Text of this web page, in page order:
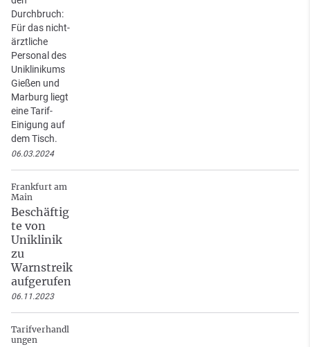
Durchbruch:
Für das nicht-
ärztliche
Personal des
Uniklinikums
Gießen und
Marburg liegt
eine Tarif-
Einigung auf
dem Tisch.
06.03.2024
Frankfurt am
Main
Beschäftig
te von
Uniklinik
zu
Warnstreik
aufgerufen
06.11.2023
Tarifverhandl
ungen